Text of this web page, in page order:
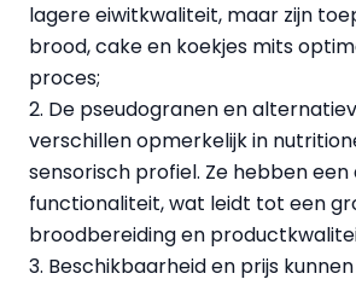
lagere eiwitkwaliteit, maar zijn
brood, cake en koekjes mits
proces;
2. De pseudogranen en
verschillen opmerkelijk in
sensorisch profiel. Ze hebben een
functionaliteit, wat leidt tot een
broodbereiding en
3. Beschikbaarheid en prijs